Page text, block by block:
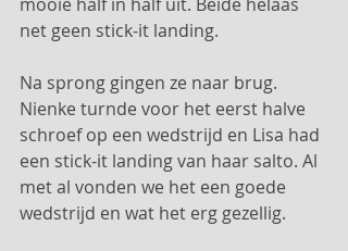
net geen stick-it landing.
Na sprong gingen ze naar brug.
Nienke turnde voor het eerst halve
schroef op een wedstrijd en Lisa had
een stick-it landing van haar salto. Al
met al vonden we het een goede
wedstrijd en wat het erg gezellig.